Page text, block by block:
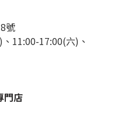
號
11:00-17:00(六)、
店